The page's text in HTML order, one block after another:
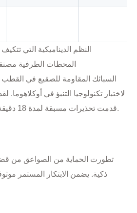
النظم الديناميكية التي
المحطات الطرفية
السبائك المقاومة للصقيع في القطب
قدمت تحذيرات مسبقة لمدة 18 دقيقة قبل الضربات بدقة.
تطورت الحماية من الصواعق من
ذكية. يضمن الابتكار المستمر